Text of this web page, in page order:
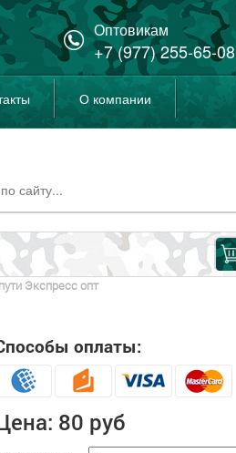
Оптовикам
+7 (977) 255-65-08
О компании
Экспресс опт
оплаты:
80 руб